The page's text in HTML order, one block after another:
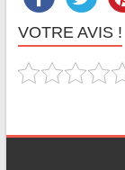
VOTRE AVIS !